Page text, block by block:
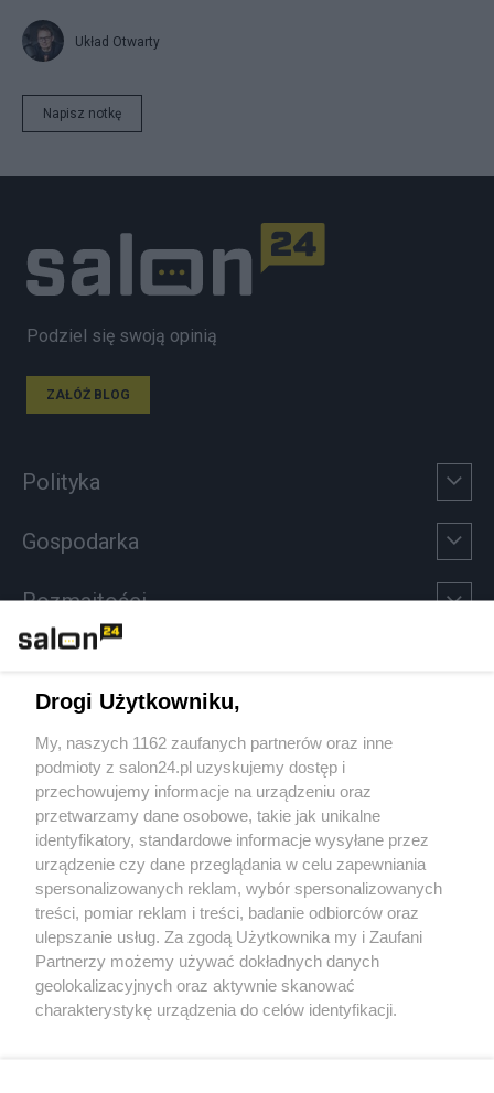
Układ Otwarty
Napisz notkę
Podziel się swoją opinią
ZAŁÓŻ BLOG
Polityka
Gospodarka
Rozmaitości
Sport
Społeczeństwo
Kultura
X Facebook Instagram Youtube
Drogi Użytkowniku,
My, naszych 1162 zaufanych partnerów oraz inne
podmioty z salon24.pl uzyskujemy dostęp i
przechowujemy informacje na urządzeniu oraz
przetwarzamy dane osobowe, takie jak unikalne
identyfikatory, standardowe informacje wysyłane przez
urządzenie czy dane przeglądania w celu zapewniania
spersonalizowanych reklam, wybór spersonalizowanych
treści, pomiar reklam i treści, badanie odbiorców oraz
ulepszanie usług. Za zgodą Użytkownika my i Zaufani
Partnerzy możemy używać dokładnych danych
geolokalizacyjnych oraz aktywnie skanować
charakterystykę urządzenia do celów identyfikacji.